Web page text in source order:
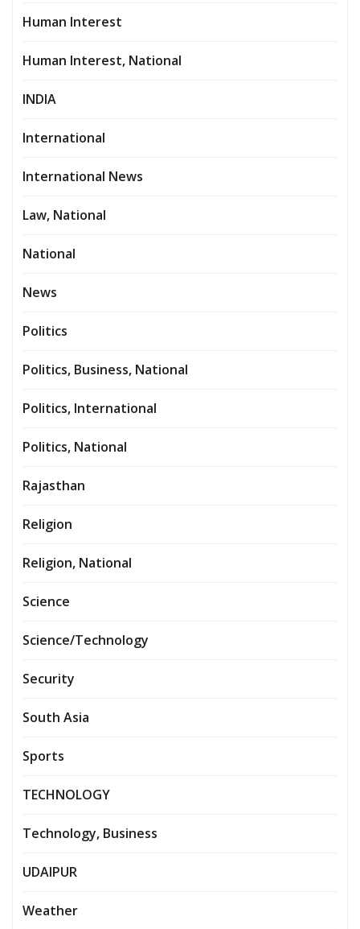
Human Interest
Human Interest, National
INDIA
International
International News
Law, National
National
News
Politics
Politics, Business, National
Politics, International
Politics, National
Rajasthan
Religion
Religion, National
Science
Science/Technology
Security
South Asia
Sports
TECHNOLOGY
Technology, Business
UDAIPUR
Weather